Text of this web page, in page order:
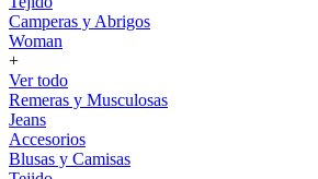
Camperas y Abrigos
Woman
+
Ver todo
Remeras y Musculosas
Jeans
Accesorios
Blusas y Camisas